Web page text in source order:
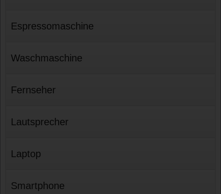
Espressomaschine
Waschmaschine
Fernseher
Lautsprecher
Laptop
Smartphone